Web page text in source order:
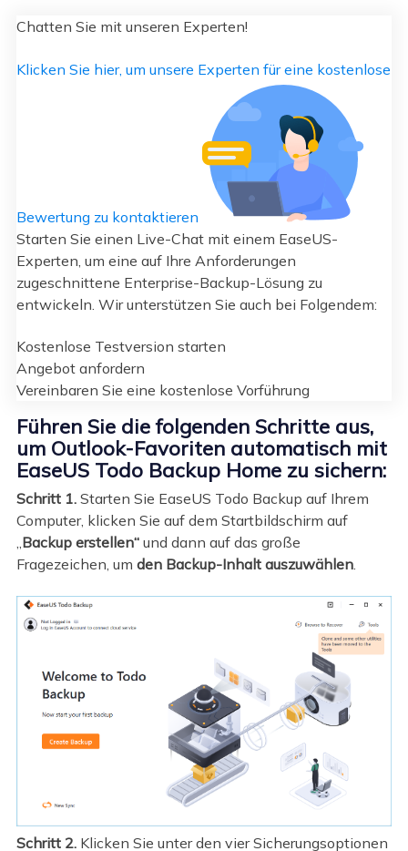
Chatten Sie mit unseren Experten!
Klicken Sie hier, um unsere Experten für eine kostenlose
Bewertung zu kontaktieren
Starten Sie einen Live-Chat mit einem EaseUS-
Experten, um eine auf Ihre Anforderungen
zugeschnittene Enterprise-Backup-Lösung zu
entwickeln. Wir unterstützen Sie auch bei Folgendem:
Kostenlose Testversion starten
Angebot anfordern
Vereinbaren Sie eine kostenlose Vorführung
Führen Sie die folgenden Schritte aus,
um Outlook-Favoriten automatisch mit
EaseUS Todo Backup Home zu sichern:
Schritt 1.Starten Sie EaseUS Todo Backup auf Ihrem
Computer, klicken Sie auf dem Startbildschirm auf
„Backup erstellen“und dann auf das große
Fragezeichen, um den Backup-Inhalt auszuwählen.
Schritt 2.Klicken Sie unter den vier Sicherungsoptionen